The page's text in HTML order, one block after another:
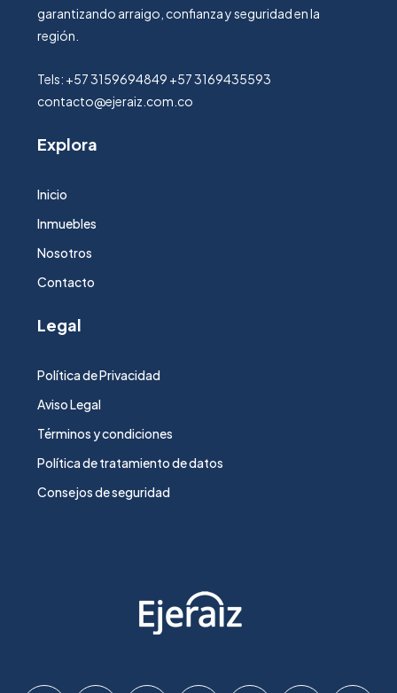
garantizando arraigo, confianza y seguridad en la
región.
Tels: +57 3159694849 +57 3169435593
contacto@ejeraiz.com.co
Explora
Inicio
Inmuebles
Nosotros
Contacto
Legal
Política de Privacidad
Aviso Legal
Términos y condiciones
Política de tratamiento de datos
Consejos de seguridad